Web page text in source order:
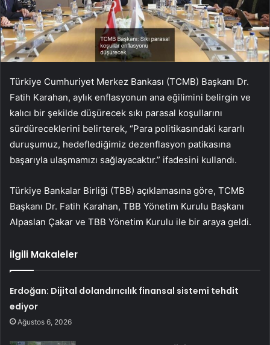
Türkiye Cumhuriyet Merkez Bankası (TCMB) Başkanı Dr.
Fatih Karahan, aylık enflasyonun ana eğilimini belirgin ve
kalıcı bir şekilde düşürecek sıkı parasal koşullarını
sürdüreceklerini belirterek, “Para politikasındaki kararlı
duruşumuz, hedeflediğimiz dezenflasyon patikasına
başarıyla ulaşmamızı sağlayacaktır.” ifadesini kullandı.
Türkiye Bankalar Birliği (TBB) açıklamasına göre, TCMB
Başkanı Dr. Fatih Karahan, TBB Yönetim Kurulu Başkanı
Alpaslan Çakar ve TBB Yönetim Kurulu ile bir araya geldi.
İlgili Makaleler
Erdoğan: Dijital dolandırıcılık finansal sistemi tehdit
ediyor
Ağustos 6, 2026